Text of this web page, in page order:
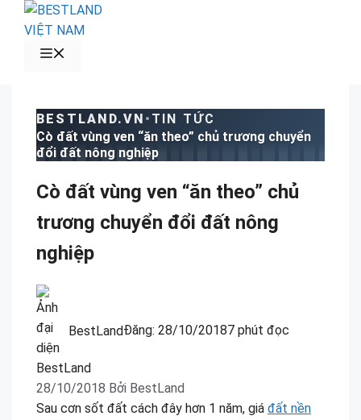
Chuyển
BESTLAND.VN • TIN TỨC
Cò đất vùng ven “ăn theo” chủ trương chuyển
đổi đất nông nghiệp
Cò đất vùng ven “ăn theo” chủ
trương chuyển đổi đất nông
nghiệp
BestLandĐăng: 28/10/20187 phút đọc
28/10/2018 Bởi BestLand
Sau cơn sốt đất cách đây hơn 1 năm, giá đất nền